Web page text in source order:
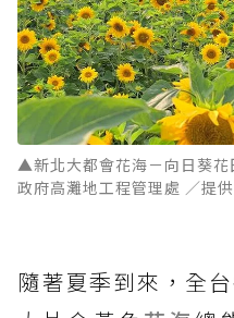
▲新北大都會花海－向日葵
政府高灘地工程管理處 ／提供
隨著夏季到來，全